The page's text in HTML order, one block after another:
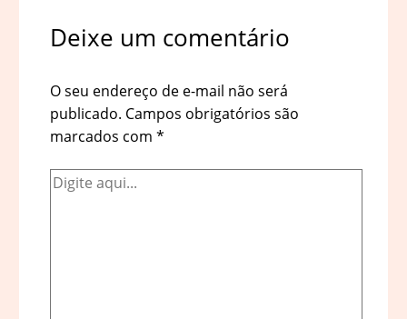
Deixe um comentário
O seu endereço de e-mail não será
publicado. Campos obrigatórios são
marcados com *
Digite